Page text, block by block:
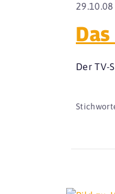
29.10.08
Der TV-